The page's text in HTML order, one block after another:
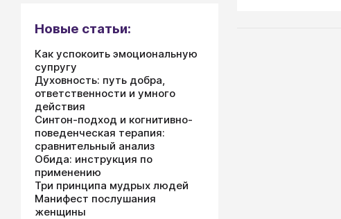
Новые статьи:
Как успокоить эмоциональную
супругу
Духовность: путь добра,
ответственности и умного
действия
Синтон-подход и когнитивно-
поведенческая терапия:
сравнительный анализ
Обида: инструкция по
применению
Три принципа мудрых людей
Манифест послушания
женщины